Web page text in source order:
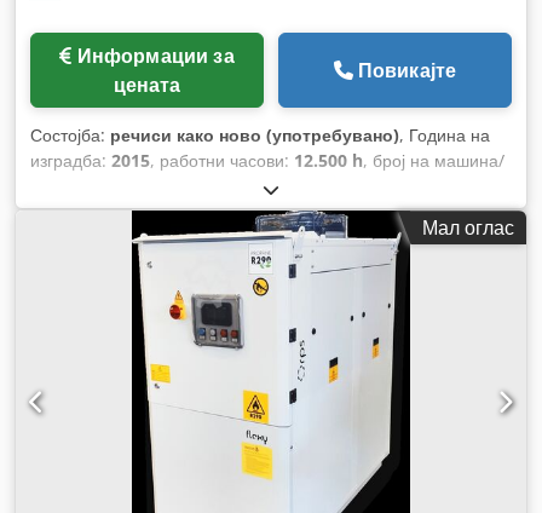
цената
Повикајте
Состојба: речиси како ново (употребувано), Година на
изградба: 2015, работни часови: 12.500 h, број на машина/
, капацитет за ладење:
(2.719,24 коњски сили), тип на влезен струја:трифазен,
тип на ладење:воздух, максимална амбиентална
температура: 46 °C
, минимална температура на животната
35 °C
Мал оглас